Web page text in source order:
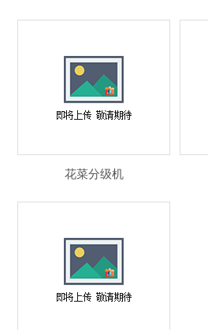
花菜分级机